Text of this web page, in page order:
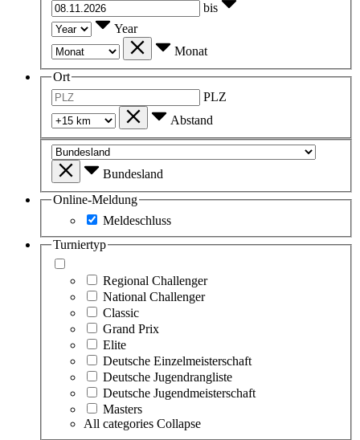
bis
Year
Monat
Ort
PLZ
Abstand
Bundesland
Online-Meldung
Meldeschluss
Turniertyp
Regional Challenger
National Challenger
Classic
Grand Prix
Elite
Deutsche Einzelmeisterschaft
Deutsche Jugendrangliste
Deutsche Jugendmeisterschaft
Masters
All categories Collapse